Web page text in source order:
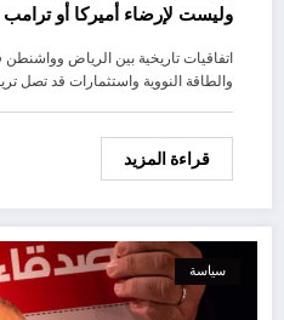
وليست لإرضاء أميركا أو ترامب
اتفاقيات تاريخية بين الرياض
والطاقة النووية واستثمارات قد تصل
قراءة المزيد
سياسة